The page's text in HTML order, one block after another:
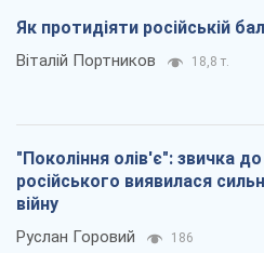
Як протидіяти російській
Віталій Портников 18,8 т.
"Покоління олів'є": звичка до
російського виявилася
війну
Руслан Горовий 186